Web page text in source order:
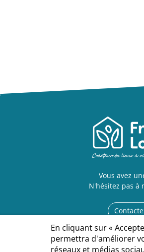
Vous avez
N'hésitez pas à
En cliquant sur «
permettra d'améliorer
réseaux et médias